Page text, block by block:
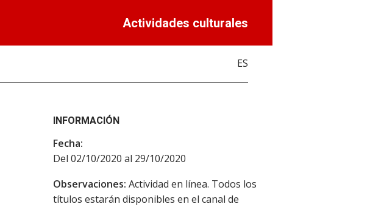
Actividades culturales
ES
INFORMACIÓN
Fecha:
Del 02/10/2020 al 29/10/2020
Observaciones: Actividad en línea. Todos los
títulos estarán disponibles en el canal de